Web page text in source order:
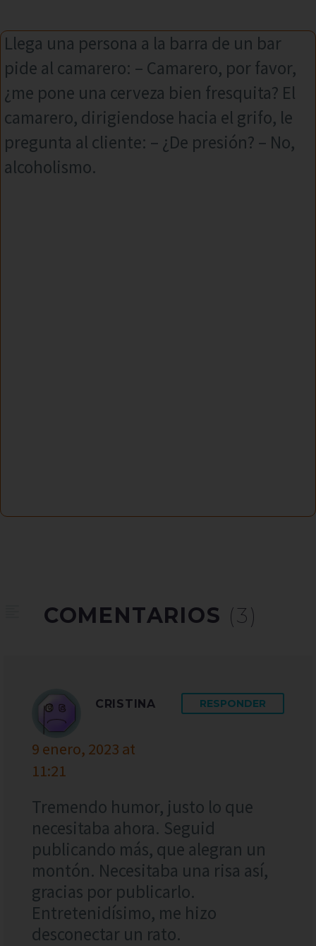
Llega una persona a la barra de un bar
pide al camarero: – Camarero, por favor,
¿me pone una cerveza bien fresquita? El
camarero, dirigiendose hacia el grifo, le
pregunta al cliente: – ¿De presión? – No,
alcoholismo.
COMENTARIOS (3)
CRISTINA
9 enero, 2023 at
11:21
RESPONDER
Tremendo humor, justo lo que
necesitaba ahora. Seguid
publicando más, que alegran un
montón. Necesitaba una risa así,
gracias por publicarlo.
Entretenidísimo, me hizo
desconectar un rato.